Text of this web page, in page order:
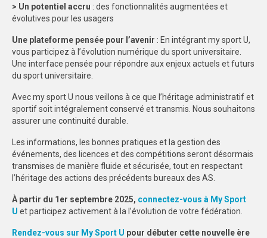
> Un potentiel accru : des fonctionnalités augmentées et
évolutives pour les usagers
Une plateforme pensée pour l’avenir : En intégrant my sport U,
vous participez à l’évolution numérique du sport universitaire.
Une interface pensée pour répondre aux enjeux actuels et futurs
du sport universitaire.
Avec my sport U nous veillons à ce que l’héritage administratif et
sportif soit intégralement conservé et transmis. Nous souhaitons
assurer une continuité durable.
Les informations, les bonnes pratiques et la gestion des
événements, des licences et des compétitions seront désormais
transmises de manière fluide et sécurisée, tout en respectant
l’héritage des actions des précédents bureaux des AS.
À partir du 1er septembre 2025, connectez-vous à My Sport
U et participez activement à la l’évolution de votre fédération.
Rendez-vous sur My Sport U pour débuter cette nouvelle ère